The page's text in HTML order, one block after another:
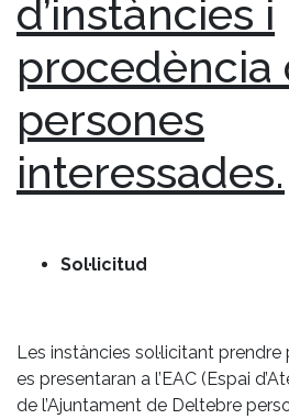
d’instàncies i
procedència
persones
interessades.
Sol·licitud
Les instàncies sol·licitant
es presentaran a l’EAC (Espai
de l’Ajuntament de Deltebre